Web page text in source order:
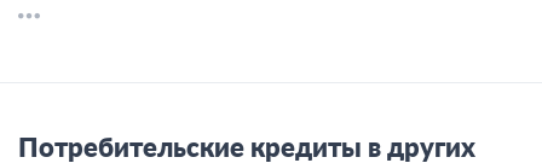
Потребительские кредиты в других